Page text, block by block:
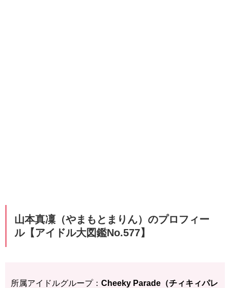
山本真凜（やまもとまりん）のプロフィー
ル【アイドル大図鑑No.577】
所属アイドルグループ： Cheeky Parade（チィキィパレ